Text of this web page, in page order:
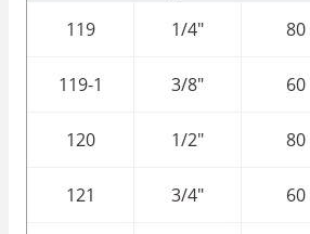
119 1/4" 80
119-1
3/8" 60
120
1/2" 80
121
3/4" 60